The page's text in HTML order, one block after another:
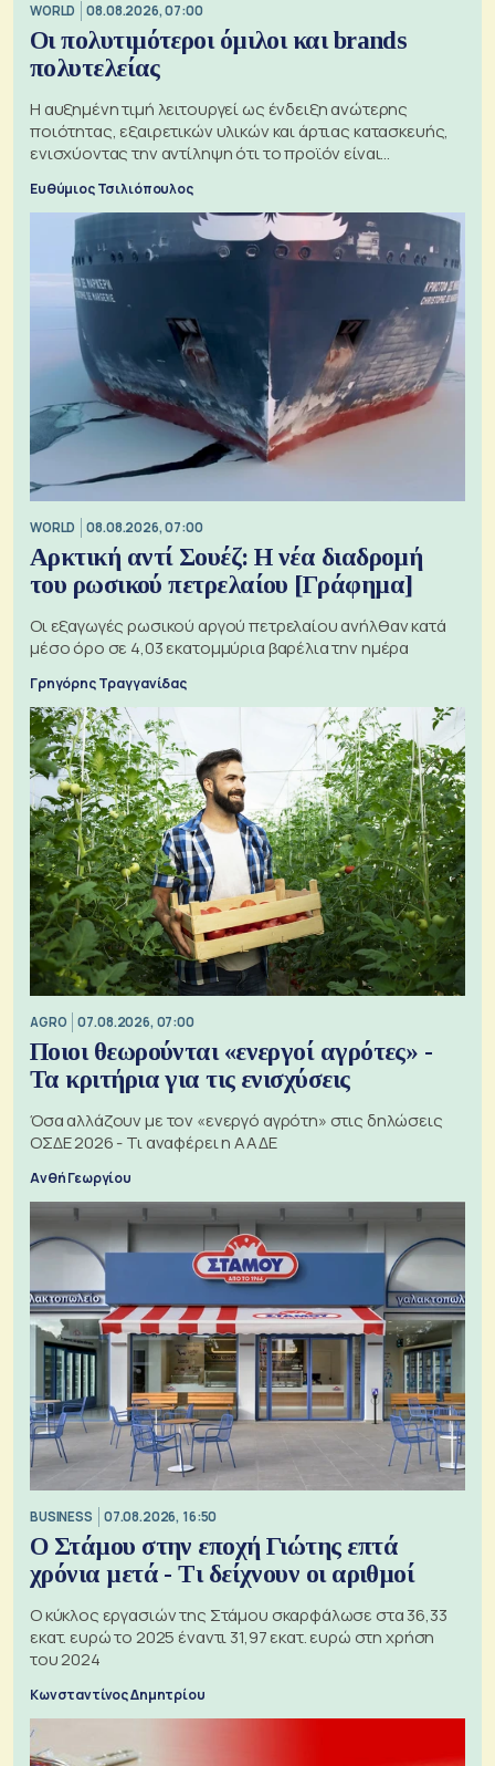
WORLD 08.08.2026, 07:00
Οι πολυτιμότεροι όμιλοι και brands
πολυτελείας
Η αυξημένη τιμή λειτουργεί ως ένδειξη ανώτερης
ποιότητας, εξαιρετικών υλικών και άρτιας κατασκευής,
ενισχύοντας την αντίληψη ότι το προϊόν είναι
Ευθύμιος Τσιλιόπουλος
WORLD 08.08.2026, 07:00
Αρκτική αντί Σουέζ: Η νέα διαδρομή
του ρωσικού πετρελαίου [Γράφημα]
Οι εξαγωγές ρωσικού αργού πετρελαίου ανήλθαν κατά
μέσο όρο σε 4,03 εκατομμύρια βαρέλια την ημέρα
Γρηγόρης Τραγγανίδας
AGRO 07.08.2026, 07:00
Ποιοι θεωρούνται «ενεργοί αγρότες» -
Τα κριτήρια για τις ενισχύσεις
Όσα αλλάζουν με τον «ενεργό αγρότη» στις δηλώσεις
ΟΣΔΕ 2026 - Τι αναφέρει η ΑΑΔΕ
Ανθή Γεωργίου
BUSINESS 07.08.2026, 16:50
Ο Στάμου στην εποχή Γιώτης επτά
χρόνια μετά - Τι δείχνουν οι αριθμοί
Ο κύκλος εργασιών της Στάμου σκαρφάλωσε στα 36,33
εκατ. ευρώ το 2025 έναντι 31,97 εκατ. ευρώ στη χρήση
του 2024
Κωνσταντίνος Δημητρίου